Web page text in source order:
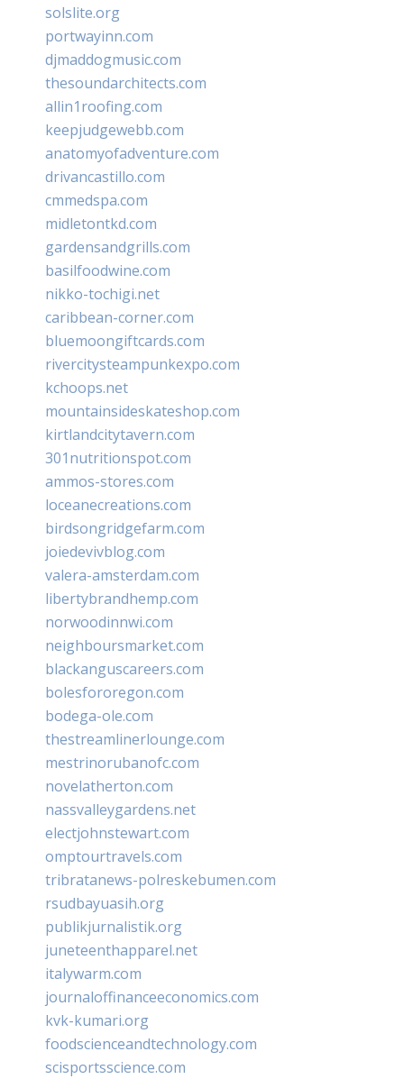
solslite.org
portwayinn.com
djmaddogmusic.com
thesoundarchitects.com
allin1roofing.com
keepjudgewebb.com
anatomyofadventure.com
drivancastillo.com
cmmedspa.com
midletontkd.com
gardensandgrills.com
basilfoodwine.com
nikko-tochigi.net
caribbean-corner.com
bluemoongiftcards.com
rivercitysteampunkexpo.com
kchoops.net
mountainsideskateshop.com
kirtlandcitytavern.com
301nutritionspot.com
ammos-stores.com
loceanecreations.com
birdsongridgefarm.com
joiedevivblog.com
valera-amsterdam.com
libertybrandhemp.com
norwoodinnwi.com
neighboursmarket.com
blackanguscareers.com
bolesfororegon.com
bodega-ole.com
thestreamlinerlounge.com
mestrinorubanofc.com
novelatherton.com
nassvalleygardens.net
electjohnstewart.com
omptourtravels.com
tribratanews-polreskebumen.com
rsudbayuasih.org
publikjurnalistik.org
juneteenthapparel.net
italywarm.com
journaloffinanceeconomics.com
kvk-kumari.org
foodscienceandtechnology.com
scisportsscience.com